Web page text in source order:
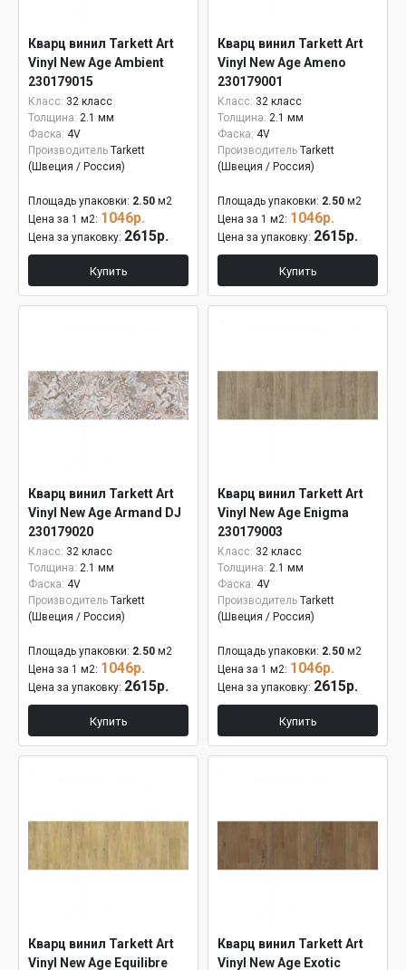
Кварц винил Tarkett Art
Vinyl New Age Ambient
230179015
Класс: 32 класс
Толщина: 2.1 мм
Фаска: 4V
Производитель Tarkett
(Швеция / Россия)
Площадь упаковки: 2.50 м2
Цена за 1 м2: 1046р.
Цена за упаковку: 2615р.
Купить
Кварц винил Tarkett Art
Vinyl New Age Ameno
230179001
Класс: 32 класс
Толщина: 2.1 мм
Фаска: 4V
Производитель Tarkett
(Швеция / Россия)
Площадь упаковки: 2.50 м2
Цена за 1 м2: 1046р.
Цена за упаковку: 2615р.
Купить
Кварц винил Tarkett Art
Vinyl New Age Armand DJ
230179020
Класс: 32 класс
Толщина: 2.1 мм
Фаска: 4V
Производитель Tarkett
(Швеция / Россия)
Площадь упаковки: 2.50 м2
Цена за 1 м2: 1046р.
Цена за упаковку: 2615р.
Купить
Кварц винил Tarkett Art
Vinyl New Age Enigma
230179003
Класс: 32 класс
Толщина: 2.1 мм
Фаска: 4V
Производитель Tarkett
(Швеция / Россия)
Площадь упаковки: 2.50 м2
Цена за 1 м2: 1046р.
Цена за упаковку: 2615р.
Купить
Кварц винил Tarkett Art
Vinyl New Age Equilibre
Кварц винил Tarkett Art
Vinyl New Age Exotic